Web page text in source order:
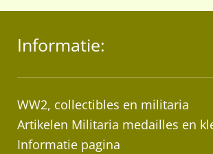
Informatie:
WW2, collectibles en militaria
Artikelen Militaria medailles en
Informatie pagina